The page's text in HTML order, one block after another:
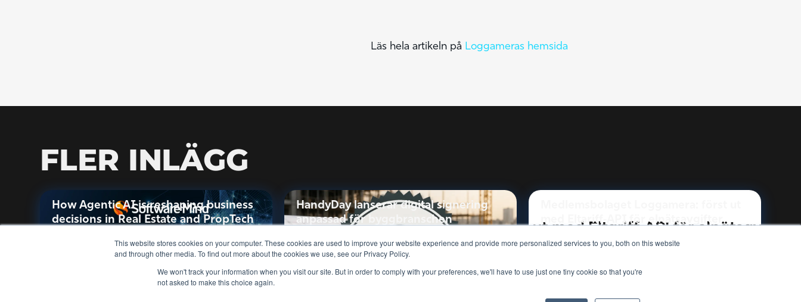
This website stores cookies on your computer. These cookies are used to improve your website experience and provide more personalized services to you, both on this website
and through other media. To find out more about the cookies we use, see our Privacy Policy.
We won't track your information when you visit our site. But in order to comply with your preferences, we'll have to use just one tiny cookie so that you're
not asked to make this choice again.
Läs hela artikeln på Loggameras hemsida
FLER INLÄGG
How Agentic AI is reshaping business
decisions in Real Estate and PropTech
HandyDay lanserar digital signering
anpassad för byggbranschen
med Eltariff‑API för elnätsavgifter